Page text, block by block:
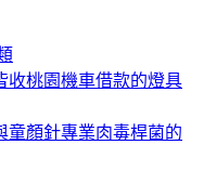
收桃園機車借款的燈具
童顏針專業肉毒桿菌的